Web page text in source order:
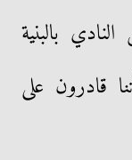
بالبنية
قادرون على